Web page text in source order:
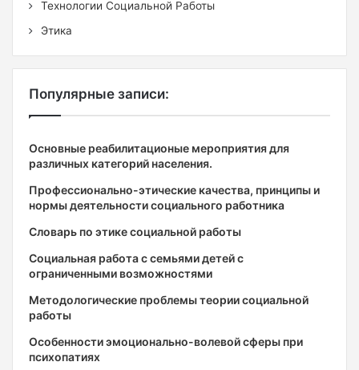
Технологии Социальной Работы
Этика
Популярные записи:
Основные реабилитационые мероприятия для
различных категорий населения.
Профессионально-этические качества, принципы и
нормы деятельности социального работника
Словарь по этике социальной работы
Социальная работа с семьями детей с
ограниченными возможностями
Методологические проблемы теории социальной
работы
Особенности эмоционально-волевой сферы при
психопатиях